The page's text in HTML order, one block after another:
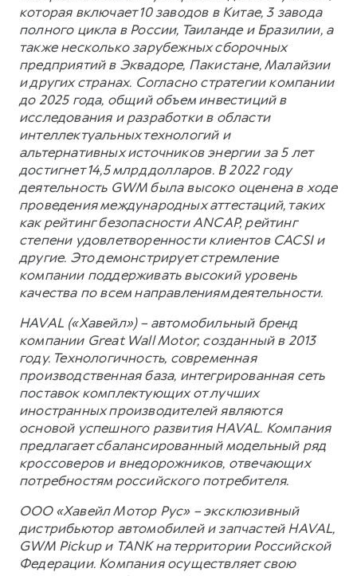
которая включает 10 заводов в Китае, 3 завода
полного цикла в России, Таиланде и Бразилии, а
также несколько зарубежных сборочных
предприятий в Эквадоре, Пакистане, Малайзии
и других странах. Согласно стратегии компании
до 2025 года, общий объем инвестиций в
исследования и разработки в области
интеллектуальных технологий и
альтернативных источников энергии за 5 лет
достигнет 14,5 млрд долларов. В 2022 году
деятельность GWM была высоко оценена в ходе
проведения международных аттестаций, таких
как рейтинг безопасности ANCAP, рейтинг
степени удовлетворенности клиентов CACSI и
другие. Это демонстрирует стремление
компании поддерживать высокий уровень
качества по всем направлениям деятельности.
HAVAL («Хавейл») – автомобильный бренд
компании Great Wall Motor, созданный в 2013
году. Технологичность, современная
производственная база, интегрированная сеть
поставок комплектующих от лучших
иностранных производителей являются
основой успешного развития HAVAL. Компания
предлагает сбалансированный модельный ряд
кроссоверов и внедорожников, отвечающих
потребностям российского потребителя.
ООО «Хавейл Мотор Рус» – эксклюзивный
дистрибьютор автомобилей и запчастей HAVAL,
GWM Pickup и TANK на территории Российской
Федерации. Компания осуществляет свою